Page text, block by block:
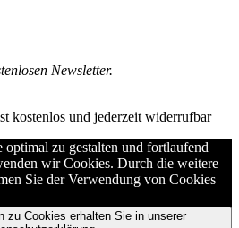
Newsletter.
kostenlos und jederzeit widerrufbar
optimal zu gestalten und fortlaufend
wir Cookies. Durch die weitere
Sie der Verwendung von Cookies
zu Cookies erhalten Sie in unserer